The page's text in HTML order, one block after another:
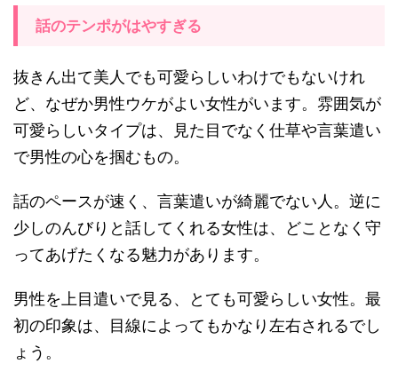
話のテンポがはやすぎる
抜きん出て美人でも可愛らしいわけでもないけれ
ど、なぜか男性ウケがよい女性がいます。雰囲気が
可愛らしいタイプは、見た目でなく仕草や言葉遣い
で男性の心を掴むもの。
話のペースが速く、言葉遣いが綺麗でない人。逆に
少しのんびりと話してくれる女性は、どことなく守
ってあげたくなる魅力があります。
男性を上目遣いで見る、とても可愛らしい女性。最
初の印象は、目線によってもかなり左右されるでし
ょう。